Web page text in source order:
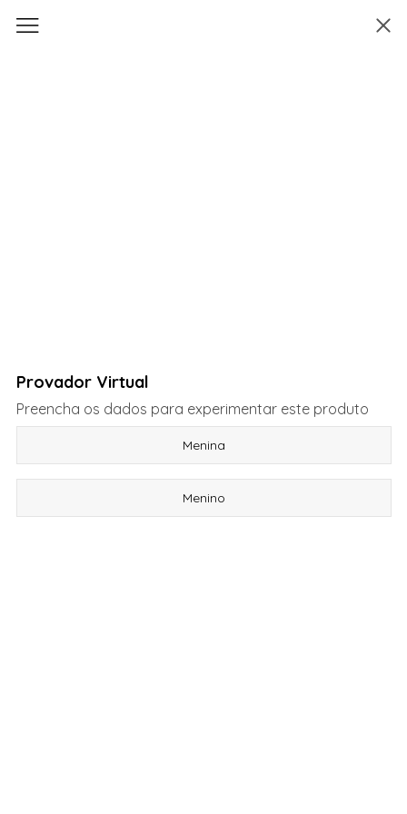
Provador Virtual
Preencha os dados para experimentar este produto
Menina
Menino